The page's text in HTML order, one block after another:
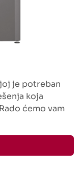
je potreban
koja
ćemo vam